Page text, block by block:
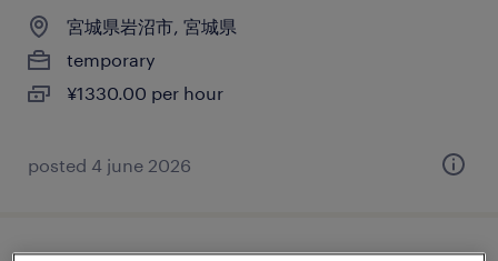
宮城県岩沼市, 宮城県
temporary
¥1330.00 per hour
posted 4 june 2026